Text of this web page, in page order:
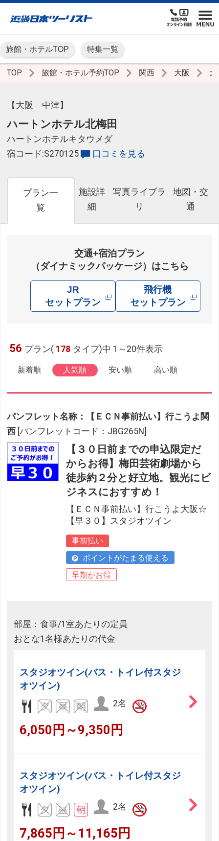
旅館・ホテルTOP 特集一覧
TOP 旅館・ホテル予約TOP 関西 大阪
【大阪 中津】
ハートンホテル北梅田
ハートンホテルキタウメダ
宿コード:S270125
口コミを見る
プラン一
覧
施設詳
細
写真ライブラ
リ
地図・交
通
交通+宿泊プラン
（ダイナミックパッケージ）はこちら
JR
セットプラン
飛行機
セットプラン
56 プラン( 178 タイプ)中 1～20件表示
新着順 人気順 安い順 高い順
パンフレット名称：【ＥＣＮ事前払い】行こうよ関
西 [パンフレットコード：JBG265N]
【３０日前までの申込限定だ
からお得】梅田芸術劇場から
徒歩約２分と好立地。観光にビ
ジネスにおすすめ！
【ＥＣＮ事前払い】行こうよ大阪☆
【早３０】スタジオツイン
事前払い
ポイントがたまる使える
早期がお得
部屋：食事/1室あたりの定員
おとな1名様あたりの代金
スタジオツイン(バス・トイレ付スタジ
オツイン)
2名
6,050円～9,350円
スタジオツイン(バス・トイレ付スタジ
オツイン)
2名
7,865円～11,165円